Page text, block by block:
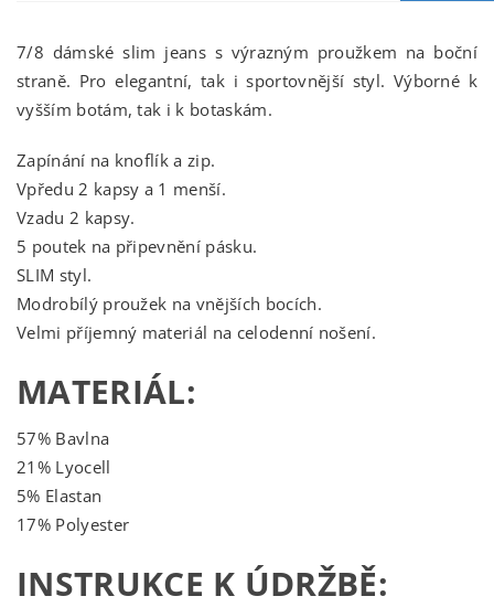
7/8 dámské slim jeans s výrazným proužkem na boční
straně. Pro elegantní, tak i sportovnější styl. Výborné k
vyšším botám, tak i k botaskám.
Zapínání na knoflík a zip.
Vpředu 2 kapsy a 1 menší.
Vzadu 2 kapsy.
5 poutek na připevnění pásku.
SLIM styl.
Modrobílý proužek na vnějších bocích.
Velmi příjemný materiál na celodenní nošení.
MATERIÁL:
57% Bavlna
21% Lyocell
5% Elastan
17% Polyester
INSTRUKCE K ÚDRŽBĚ: